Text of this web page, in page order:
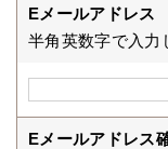
Eメールアドレス
半角英数字で入力
Eメールアドレス